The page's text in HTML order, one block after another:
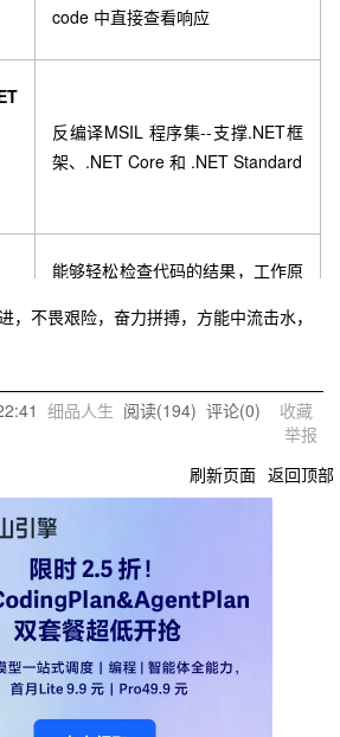
code 中直接查看响应
反编译MSIL 程序集--支撑.NET框
架、.NET Core 和 .NET Standard
能够轻松检查代码的结果，工作原
和 RoslynPad
，不畏艰险，奋力拼搏，方能中流击水，
细品人生 阅读(194) 评论(0) 收藏
举报
刷新页面 返回顶部